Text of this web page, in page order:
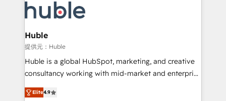
new HubSpot portal with Advanced Website and
CRM Migrations using our in-house "HubScrub" Tool.
skills, processes, and internal team you need to
attract the right buyers, close deals faster, and grow
without outside dependencies. You’ll learn how to: •
Set up, audit, and organize your HubSpot portal •
Get your sales team fully using HubSpot • Track
pipeline and revenue across the entire buyer journey
growth • Create content and videos that attract
Huble
提供元：Huble
Huble is a global HubSpot, marketing, and creative
consultancy working with mid-market and enterprise
businesses. We go beyond implementation, shaping
the strategy, processes, and teams that turn
Elite4.9